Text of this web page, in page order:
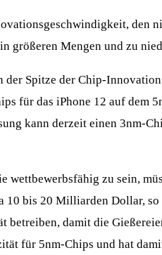
den
größeren Mengen und zu
der Spitze der Chip-
für das iPhone 12 auf
kann derzeit einen
wettbewerbsfähig zu sein,
bis 20 Milliarden Dollar,
betreiben, damit die
für 5nm-Chips und hat